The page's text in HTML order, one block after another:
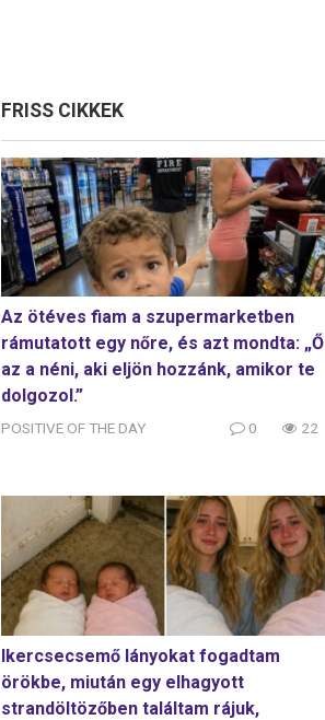
FRISS CIKKEK
Az ötéves fiam a szupermarketben
rámutatott egy nőre, és azt mondta: „Ő
az a néni, aki eljön hozzánk, amikor te
dolgozol.”
POSITIVE OF THE DAY 0 22
Ikercsecsemő lányokat fogadtam
örökbe, miután egy elhagyott
strandöltözőben találtam rájuk,